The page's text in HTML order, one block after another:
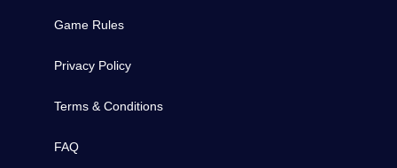
Game Rules
Privacy Policy
Terms & Conditions
FAQ